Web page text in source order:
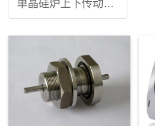
单晶硅炉上下传动部件